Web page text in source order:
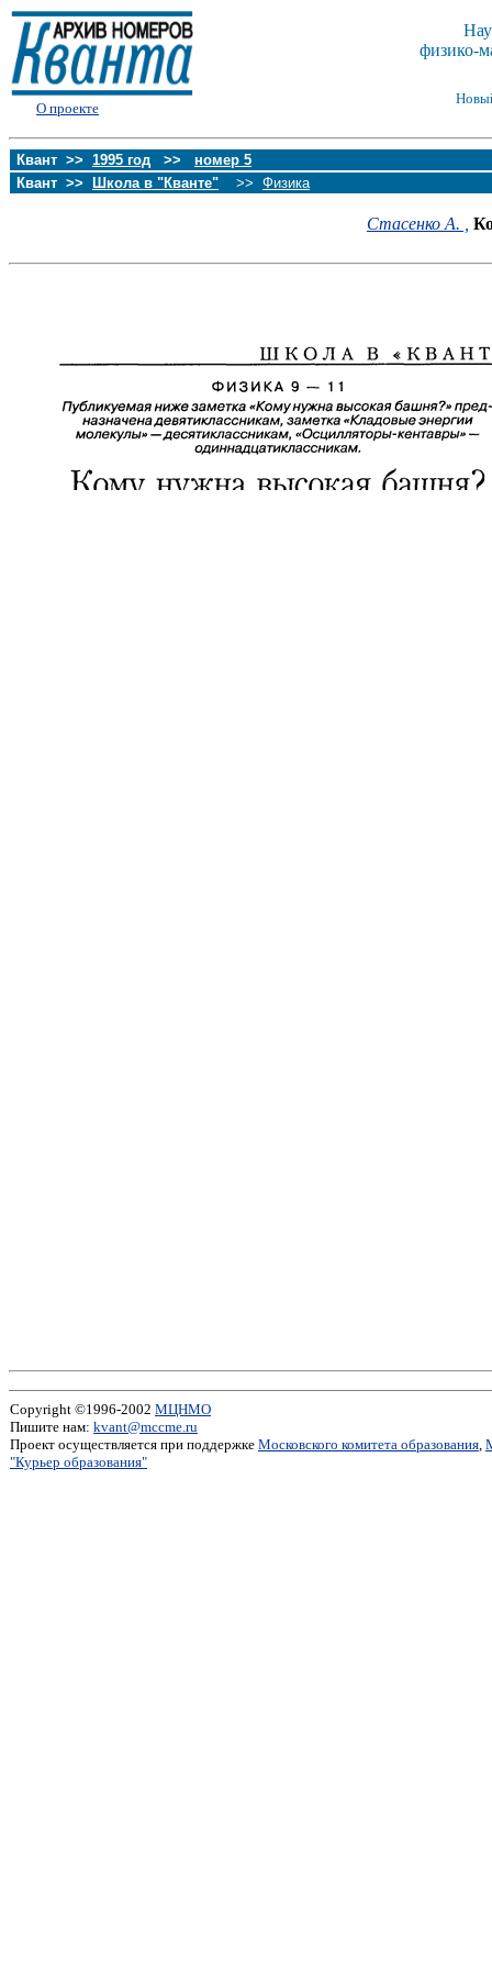
О проекте
физико-
Квант >> 1995 год >> номер 5
Квант >>
Школа в "Кванте" >> Физика
Стасенко А. ,
Copyright ©1996-2002 МЦНМО
Пишите нам: kvant@mccme.ru
Проект осуществляется при поддержке Московского комитета образования,
"Курьер образования"